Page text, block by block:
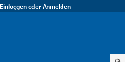
Einloggen oder Anmelden